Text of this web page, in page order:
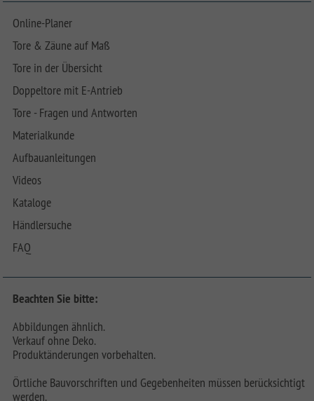
Online-Planer
Tore & Zäune auf Maß
Tore in der Übersicht
Doppeltore mit E-Antrieb
Tore - Fragen und Antworten
Materialkunde
Aufbauanleitungen
Videos
Kataloge
Händlersuche
FAQ
Beachten Sie bitte:
Abbildungen ähnlich.
Verkauf ohne Deko.
Produktänderungen vorbehalten.
Örtliche Bauvorschriften und Gegebenheiten müssen berücksichtigt
werden.